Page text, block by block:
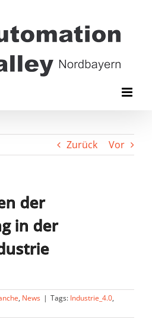
Zurück Vor
der
in der
, News | Tags: Industrie_4.0,